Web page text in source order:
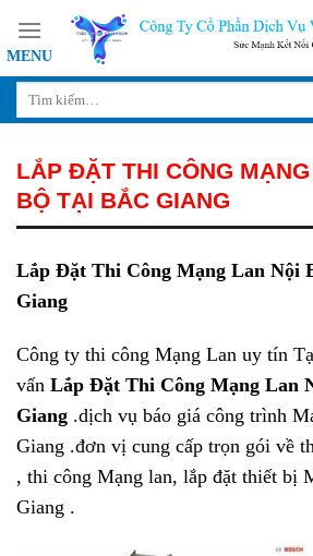
content
LẮP ĐẶT THI CÔNG
BỘ TẠI BẮC GIANG
Lắp Đặt Thi Công Mạng Lan Nội
Giang
Công ty thi công Mạng Lan uy tín
vấn Lắp Đặt Thi Công Mạng Lan
Giang .dịch vụ báo giá công trình
Giang .đơn vị cung cấp trọn gói về
, thi công Mạng lan, lắp đặt thiết bị
Giang .